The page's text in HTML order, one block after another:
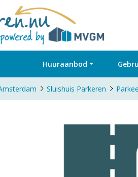
Huuraanbod
Sluishuis Parkeren